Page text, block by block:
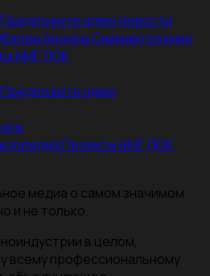
Предложите идеюНовости
АнонсыСнимается кино
НМГ ДОК
Предложите идею
Проекты НМГ ДОК
медиа о самом значимом
и не только.
в целом,
всему профессиональному